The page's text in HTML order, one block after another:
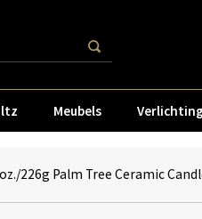
Meubels Verlichting
226g Palm Tree Ceramic